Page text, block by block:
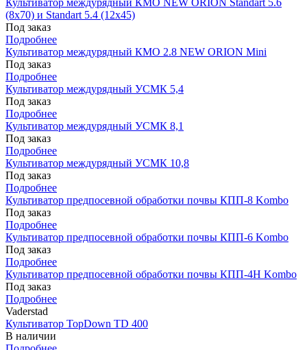
(8х70) и Standart 5.4 (12х45)
Под заказ
Подробнее
Культиватор междурядный КМО 2.8 NEW ORION Mini
Под заказ
Подробнее
Культиватор междурядный УСМК 5,4
Под заказ
Подробнее
Культиватор междурядный УСМК 8,1
Под заказ
Подробнее
Культиватор междурядный УСМК 10,8
Под заказ
Подробнее
Культиватор предпосевной обработки почвы КПП-8 Kombo
Под заказ
Подробнее
Культиватор предпосевной обработки почвы КПП-6 Kombo
Под заказ
Подробнее
Культиватор предпосевной обработки почвы КПП-4Н Kombo
Под заказ
Подробнее
Vaderstad
Культиватор TopDown TD 400
В наличии